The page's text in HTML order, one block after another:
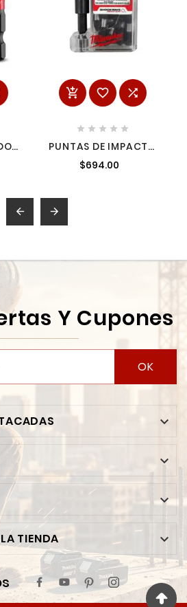
  
    
PUNTAS DE IMPACTO
PHILLIPS NO2 X 1"
BOTE 25 PIEZAS +
$694.00
 
Y Cupones
OK



TIENDA 